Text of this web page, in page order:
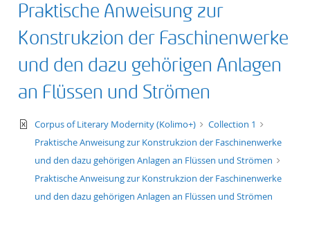
title descending
format ascending
publication date
publication date
Praktische Anweisung zur
Konstrukzion der Faschinenwerke
und den dazu gehörigen Anlagen
an Flüssen und Strömen
text/xml
Corpus of Literary Modernity (Kolimo+)
Collection 1
Praktische Anweisung zur Konstrukzion der Faschinenwerke
und den dazu gehörigen Anlagen an Flüssen und Strömen
Praktische Anweisung zur Konstrukzion der Faschinenwerke
und den dazu gehörigen Anlagen an Flüssen und Strömen